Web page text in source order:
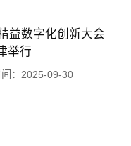
益数字化创新大会
举行
间：2025-09-30